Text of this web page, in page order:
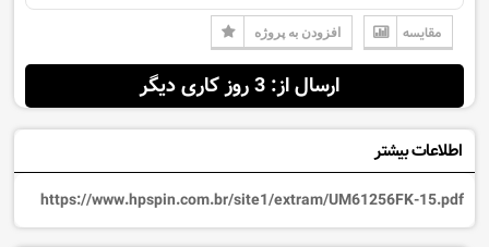
مقایسه افزودن به پروژه
ارسال از: 3 روز کاری دیگر
اطلاعات بیشتر
https://www.hpspin.com.br/site1/extram/UM61256FK-15.pdf